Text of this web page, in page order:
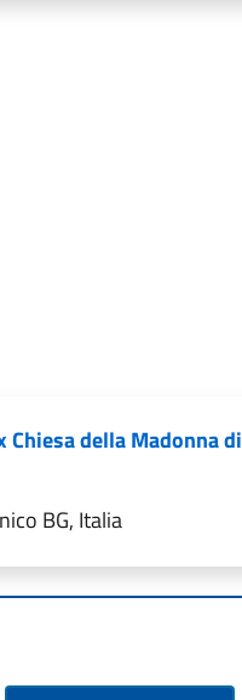
Chiesa della Madonna di
BG, Italia